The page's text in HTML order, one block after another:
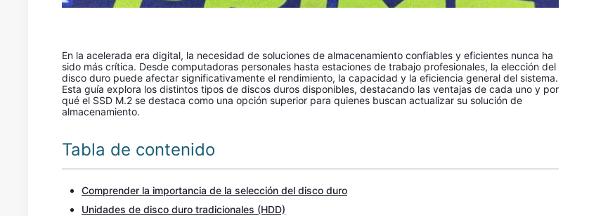
En la acelerada era digital, la necesidad de soluciones de almacenamiento confiables y eficientes nunca ha
sido más crítica. Desde computadoras personales hasta estaciones de trabajo profesionales, la elección del
disco duro puede afectar significativamente el rendimiento, la capacidad y la eficiencia general del sistema.
Esta guía explora los distintos tipos de discos duros disponibles, destacando las ventajas de cada uno y por
qué el SSD M.2 se destaca como una opción superior para quienes buscan actualizar su solución de
almacenamiento.
Tabla de contenido
Comprender la importancia de la selección del disco duro
Unidades de disco duro tradicionales (HDD)